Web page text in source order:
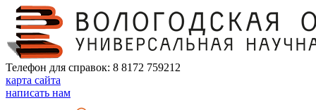
Телефон для справок: 8 8172 759212
карта сайта
написать нам